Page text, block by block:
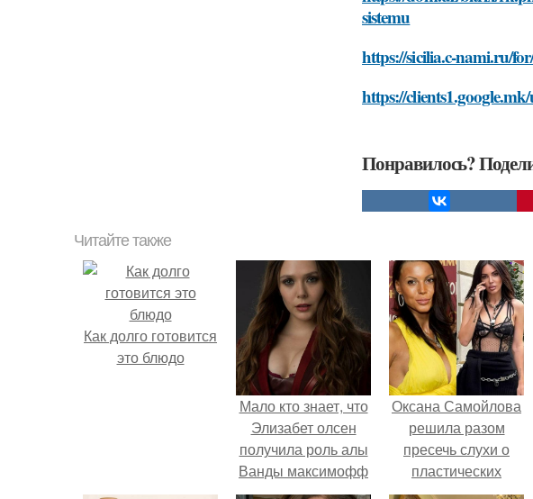
sistemu
https://sicilia.c-nami.ru/
https://
Понравилось?
Читайте также
Как долго готовится
это блюдо
Мало кто знает, что
Элизабет олсен
получила роль алы
Ванды максимофф
не сразу.
Оксана Самойлова
решила разом
пресечь слухи о
пластических
операциях и